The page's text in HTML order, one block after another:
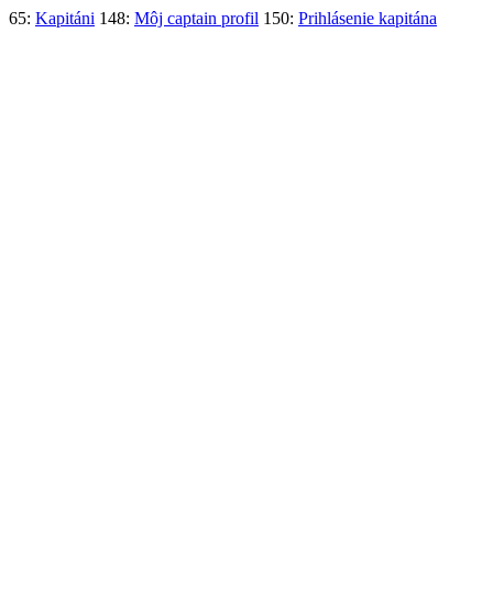
65: Kapitáni 148: Môj captain profil 150: Prihlásenie kapitána